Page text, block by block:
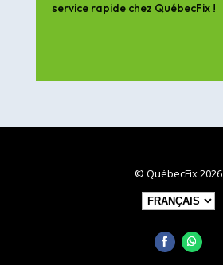
service rapide chez QuébecFix !
© QuébecFix 2026